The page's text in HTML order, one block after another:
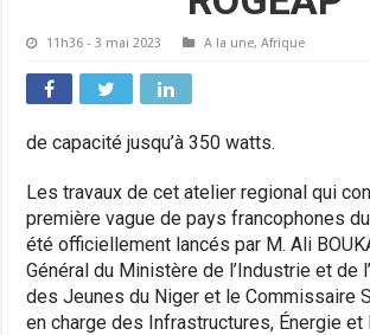
11h36 - 3 mai 2023 A la une,Afrique
de capacité jusqu’à 350 watts.
Les travaux de cet atelier regional qui
première vague de pays francophones du
été officiellement lancés par M. Ali
Général du Ministère de l’Industrie et de
des Jeunes du Niger et le Commissaire
en charge des Infrastructures, Énergie